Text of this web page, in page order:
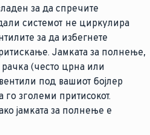
за да спречите
системот не циркулира
за да избегнете
Јамката за полнење,
(често црна или
под вашиот бојлер
го зголеми притисокот.
јамката за полнење е